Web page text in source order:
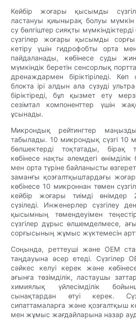
Кейбір жоғары қысымды
ластануы қиынырақ болуы мүмкін
су бөлгіштер сияқты мүмкіндіктерді
сүзгілер жоғары қысымды
кетіру үшін гидрофобты орта
пайдаланады, көбінесе суды
мүмкіндік беретін сенсорлық
дренаждармен біріктіріледі. Көп
блокта ірі алдын ала сүзуді
біріктіреді, бұл қызмет ету
сезімтал компоненттер үшін
ұсынады.
Микрондық рейтингтер
табылады. 10 микрондық сүзгі 10
бөлшектерді тоқтатады, бірақ
көбінесе нақты әлемдегі
мен орта түріне байланысты
заманғы қозғалтқыштардағы
көбінесе 10 микроннан төмен
кейбір жоғары тиімді өнімдер
сүзіледі. Инженерлер сүзгілеу
қысымның төмендеуімен
сүзгілер дұрыс өлшемделмесе,
сорғысының жұмыс жүктемесін
Соңында, реттеуші және OEM
таңдауына әсер етеді. Сүзгілер
сәйкес келуі керек және
ағынға төзімділік, ластаушы
химиялық үйлесімділік
сынақтардан өтуі керек.
сипаттамаларға және қозғалтқыш
мен жұмыс жағдайларына назар